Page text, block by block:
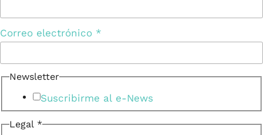
Correo electrónico *
Newsletter
Suscribirme al e-News
Legal *